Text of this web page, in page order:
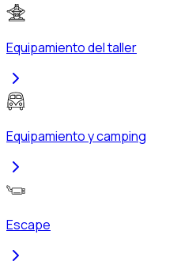
Equipamiento del taller
Equipamiento y camping
Escape